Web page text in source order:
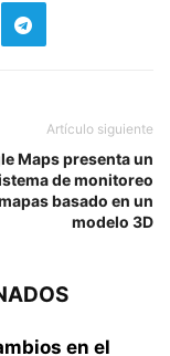
Artículo siguiente
Maps presenta un
de monitoreo
basado en un
modelo 3D
en el